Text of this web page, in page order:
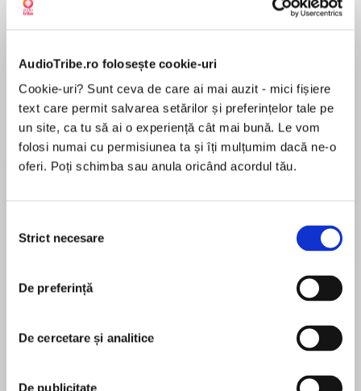
AudioTribe.ro folosește cookie-uri
Cookie-uri? Sunt ceva de care ai mai auzit - mici fișiere
text care permit salvarea setărilor și preferințelor tale pe
un site, ca tu să ai o experiență cât mai bună. Le vom
folosi numai cu permisiunea ta și îți mulțumim dacă ne-o
oferi. Poți schimba sau anula oricând acordul tău.
consimțământului
Strict necesare
De preferință
De cercetare și analitice
De publicitate
Desprecarte
The brand-new must-have super funny series
from the creators of the bestselling Naughtiest
Prepare to enter a whole world of cute! Funny
bunnies who perform acrobatics, mini pigs
wearing multi-coloured wellies, sushi-mice that
sleep curled-up in the middle of sweet-smelling
place EVER … but the friends you’re about to
meet like to cause chaos in this world of
pentru această carte
brilliant, funny children's book writers. They all